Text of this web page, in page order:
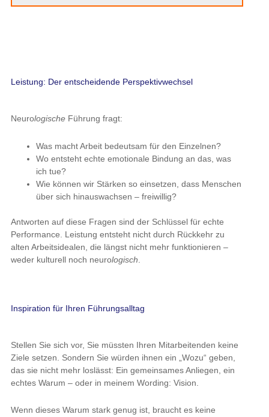
Leistung: Der entscheidende Perspektivwechsel
NeurologischeFührung fragt:
Was macht Arbeit bedeutsam für den Einzelnen?
Wo entsteht echte emotionale Bindung an das, was
ich tue?
Wie können wir Stärken so einsetzen, dass Menschen
über sich hinauswachsen – freiwillig?
Antworten auf diese Fragen sind der Schlüssel für echte
Performance. Leistung entsteht nicht durch Rückkehr zu
alten Arbeitsidealen, die längst nicht mehr funktionieren –
weder kulturell noch neurologisch
Inspiration für Ihren Führungsalltag
Stellen Sie sich vor, Sie müssten Ihren Mitarbeitenden keine
Ziele setzen. Sondern Sie würden ihnen ein „Wozu“ geben,
das sie nicht mehr loslässt: Ein gemeinsames Anliegen, ein
echtes Warum – oder in meinem Wording: Vision.
Wenn dieses Warum stark genug ist, braucht es keine